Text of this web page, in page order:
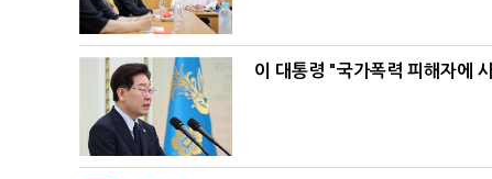
이 대통령 "국가폭력 피해자에